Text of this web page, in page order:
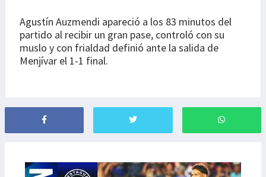
Agustín Auzmendi apareció a los 83 minutos del
partido al recibir un gran pase, controló con su
muslo y con frialdad definió ante la salida de
Menjívar el 1-1 final.